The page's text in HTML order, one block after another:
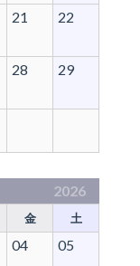
21 22
28 29
2026
金 土
04 05